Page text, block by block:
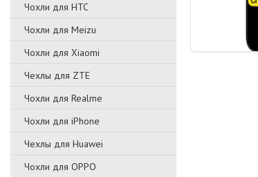
Чохли для HTC
Чохли для Meizu
Чохли для Xiaomi
Чехлы для ZTE
Чохли для Realme
Чохли для iPhone
Чехлы для Huawei
Чохли для OPPO